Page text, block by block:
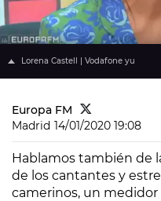
Lorena Castell | Vodafone yu
Europa FM
Madrid 14/01/2020 19:08
Hablamos también de
de los cantantes y
camerinos, un